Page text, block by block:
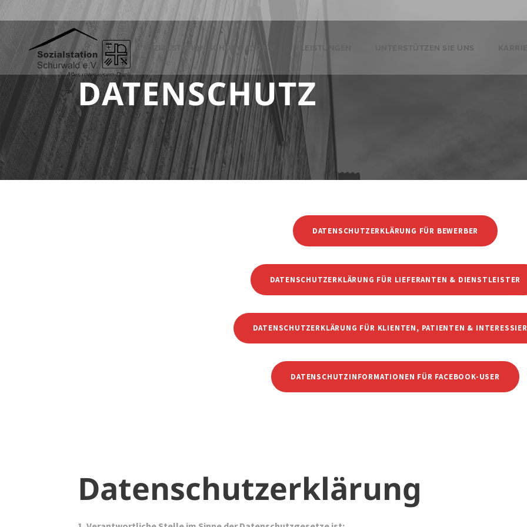
SOZIALSTATION SCHURWALD E.V. LEISTUNGEN UNTERSTÜTZEN SIE UNS
DATENSCHUTZ
DATENSCHUTZERKLÄRUNG FÜR BEWERBER
DATENSCHUTZERKLÄRUNG FÜR LIEFERANTEN & DIENSTLEISTER
DATENSCHUTZERKLÄRUNG FÜR KLIENTEN, PATIENTEN &
DATENSCHUTZINFORMATIONEN FÜR FACEBOOK-USER
Datenschutzerklärung